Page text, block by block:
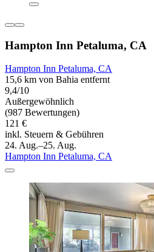
Hampton Inn Petaluma, CA
Hampton Inn Petaluma, CA
15,6 km von Bahia entfernt
9,4/10
Außergewöhnlich
(987 Bewertungen)
121 €
inkl. Steuern & Gebühren
24. Aug.–25. Aug.
Hampton Inn Petaluma, CA